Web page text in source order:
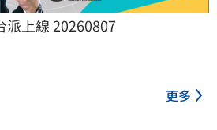
派上線 20260807
更多